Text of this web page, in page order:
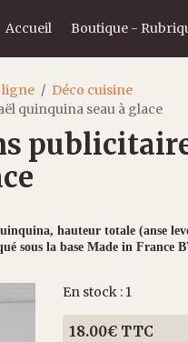
Accueil Boutique -
ligne
Déco cuisine
quinquina seau à glace
hauteur totale (anse
sous la base Made in France
En stock : 1
18.00€ TTC